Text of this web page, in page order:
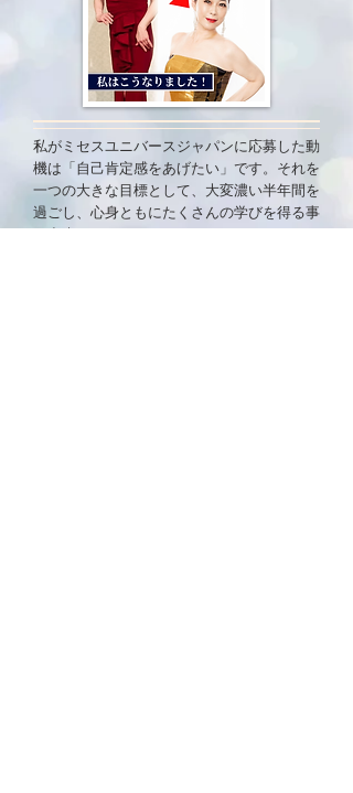
私がミセスユニバースジャパンに応募した動
機は「自己肯定感をあげたい」です。それを
一つの大きな目標として、大変濃い半年間を
過ごし、心身ともにたくさんの学びを得る事